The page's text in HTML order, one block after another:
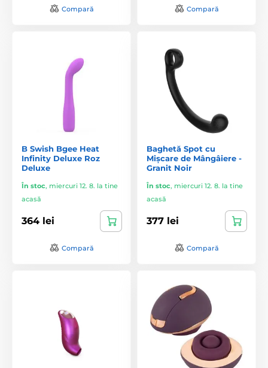
Compară Compară
B Swish Bgee Heat
Infinity Deluxe Roz
Deluxe
În stoc, miercuri 12. 8. la tine
acasă
364 lei
Compară
Baghetă Spot cu
Mișcare de Mângâiere -
Granit Noir
În stoc, miercuri 12. 8. la tine
acasă
377 lei
Compară